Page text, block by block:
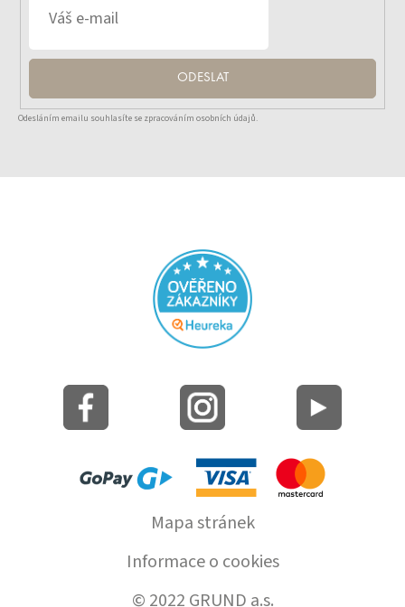
ODESLAT
Odesláním emailu souhlasíte se zpracováním osobních údajů.
Mapa stránek
Informace o cookies
© 2022 GRUND a.s.